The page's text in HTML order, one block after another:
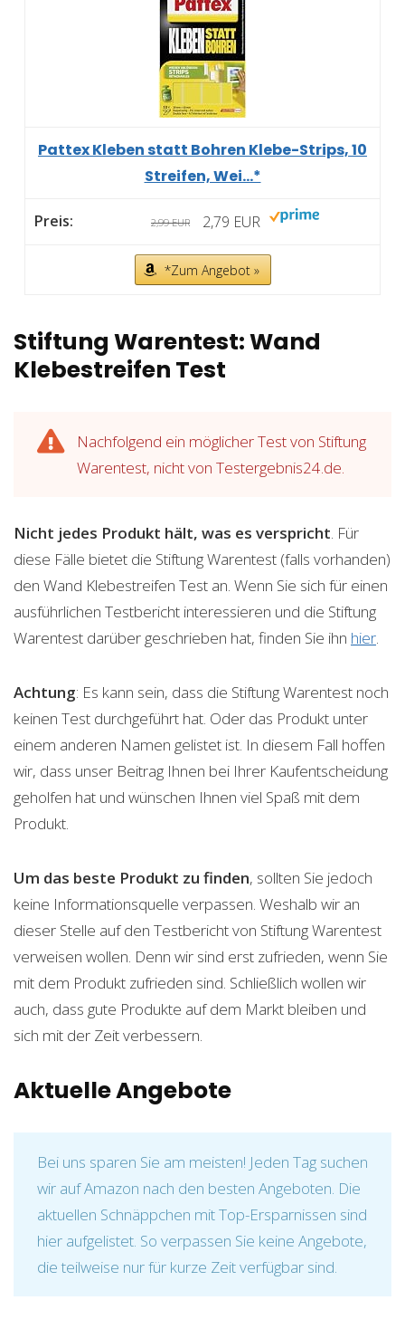
Pattex Kleben statt Bohren Klebe-Strips, 10
Streifen, Wei...*
2,99 EUR 2,79 EUR
*Zum Angebot »
Stiftung Warentest: Wand
Klebestreifen Test
Nachfolgend ein möglicher Test von Stiftung
Warentest, nicht von Testergebnis24.de.
Nicht jedes Produkt hält, was es verspricht. Für
diese Fälle bietet die Stiftung Warentest (falls vorhanden)
den Wand Klebestreifen Test an. Wenn Sie sich für einen
ausführlichen Testbericht interessieren und die Stiftung
Warentest darüber geschrieben hat, finden Sie ihn hier.
Achtung: Es kann sein, dass die Stiftung Warentest noch
keinen Test durchgeführt hat. Oder das Produkt unter
einem anderen Namen gelistet ist. In diesem Fall hoffen
wir, dass unser Beitrag Ihnen bei Ihrer Kaufentscheidung
geholfen hat und wünschen Ihnen viel Spaß mit dem
Produkt.
Um das beste Produkt zu finden, sollten Sie jedoch
keine Informationsquelle verpassen. Weshalb wir an
dieser Stelle auf den Testbericht von Stiftung Warentest
verweisen wollen. Denn wir sind erst zufrieden, wenn Sie
mit dem Produkt zufrieden sind. Schließlich wollen wir
auch, dass gute Produkte auf dem Markt bleiben und
sich mit der Zeit verbessern.
Aktuelle Angebote
Bei uns sparen Sie am meisten! Jeden Tag suchen
wir auf Amazon nach den besten Angeboten. Die
aktuellen Schnäppchen mit Top-Ersparnissen sind
hier aufgelistet. So verpassen Sie keine Angebote,
die teilweise nur für kurze Zeit verfügbar sind.